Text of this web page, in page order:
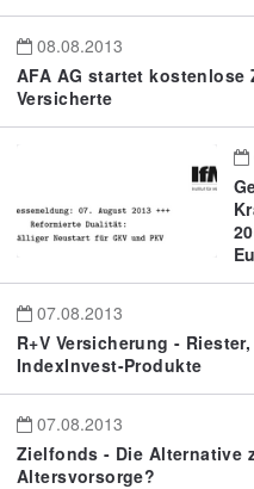
08.08.2013
AFA AG startet
Versicherte
07.08.2013
R+V Versicherung -
IndexInvest-Produkte
07.08.2013
Zielfonds - Die Alternative
Altersvorsorge?